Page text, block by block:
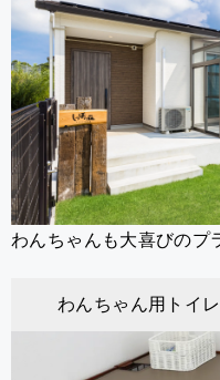
わんちゃんも大喜びのプ
わんちゃん用トイ